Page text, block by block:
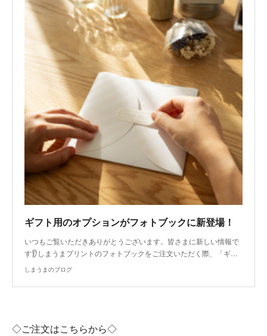
ギフト用のオプションがフォトブックに新登場！
いつもご覧いただきありがとうございます。皆さまに新しい情報で
す👂しまうまプリントのフォトブックをご注文いただく際、「ギ…
しまうまのブログ
◇ご注文はこちらから◇